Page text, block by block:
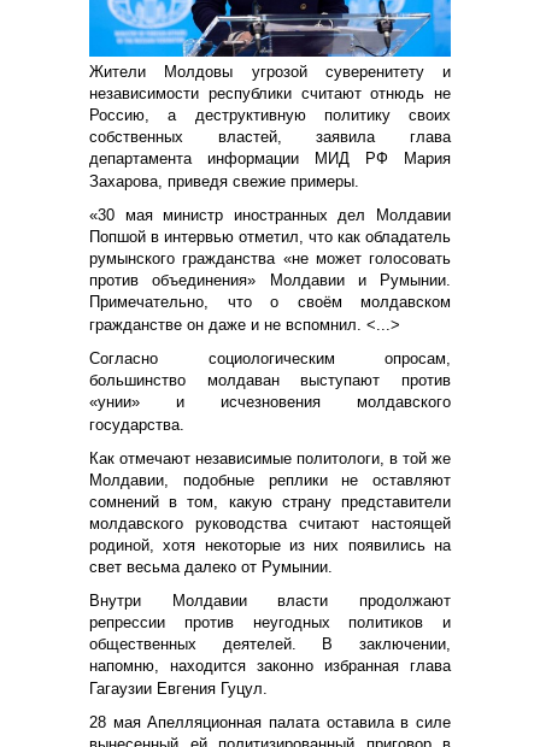
Жители Молдовы угрозой суверенитету и
независимости республики считают отнюдь не
Россию, а деструктивную политику своих
собственных властей, заявила глава
департамента информации МИД РФ Мария
Захарова, приведя свежие примеры.
«30 мая министр иностранных дел Молдавии
Попшой в интервью отметил, что как обладатель
румынского гражданства «не может голосовать
против объединения» Молдавии и Румынии.
Примечательно, что о своём молдавском
гражданстве он даже и не вспомнил. <...>
Согласно социологическим опросам,
большинство молдаван выступают против
«унии» и исчезновения молдавского
государства.
Как отмечают независимые политологи, в той же
Молдавии, подобные реплики не оставляют
сомнений в том, какую страну представители
молдавского руководства считают настоящей
родиной, хотя некоторые из них появились на
свет весьма далеко от Румынии.
Внутри Молдавии власти продолжают
репрессии против неугодных политиков и
общественных деятелей. В заключении,
напомню, находится законно избранная глава
Гагаузии Евгения Гуцул.
28 мая Апелляционная палата оставила в силе